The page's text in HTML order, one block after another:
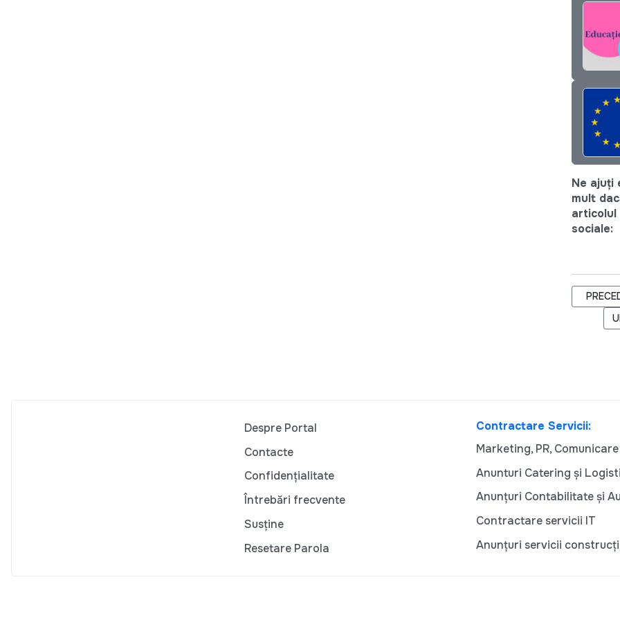
Ne ajuți
mult
articolul
sociale:
Despre Portal
Contacte
Confidențialitate
Întrebări frecvente
Susține
Resetare Parola
Contractare Servicii:
Marketing, PR, Comunicare
Anunturi Catering și
Anunțuri Contabilitate și
Contractare servicii IT
Anunțuri servicii